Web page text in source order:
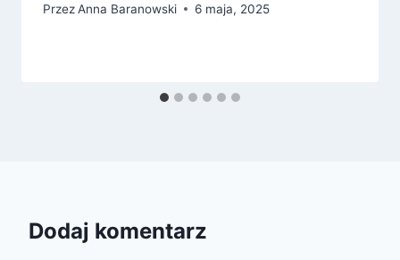
PrzezAnna Baranowski 6 maja, 2025
Dodaj komentarz